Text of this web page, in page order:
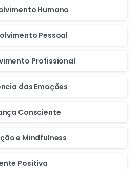
Humano
Pessoal
Profissional
das Emoções
Consciente
e Mindfulness
Positiva